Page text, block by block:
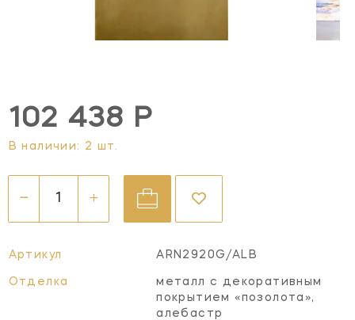
102 438 Р
В наличии: 2 шт.
Артикул ARN2920G/ALB
Отделка
металл с декоративным
покрытием «позолота»,
алебастр